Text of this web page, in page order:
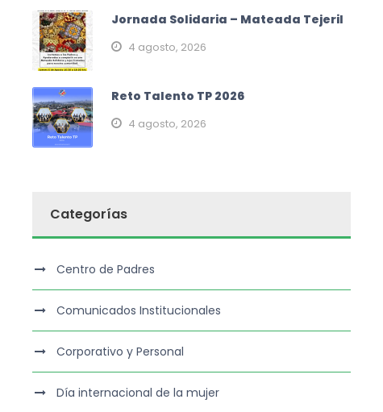
Jornada Solidaria – Mateada Tejeril
4 agosto, 2026
Reto Talento TP 2026
4 agosto, 2026
Categorías
Centro de Padres
Comunicados Institucionales
Corporativo y Personal
Día internacional de la mujer